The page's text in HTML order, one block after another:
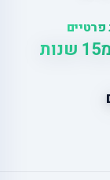
מובילים בסלולר עם למעלה מ15 שנות